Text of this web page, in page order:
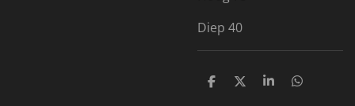
Diep 40
D
D
S
D